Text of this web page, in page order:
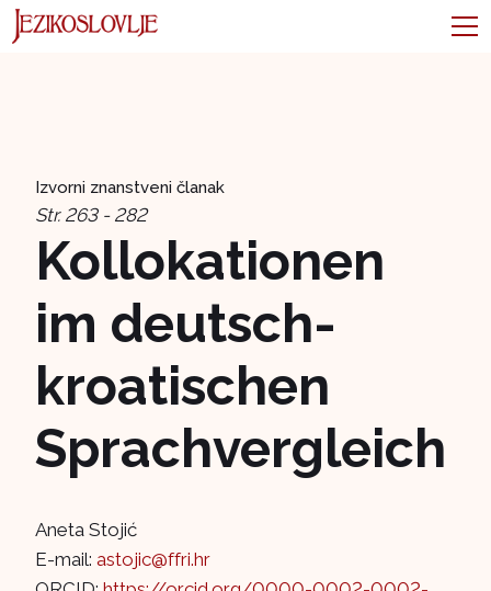
Izvorni znanstveni članak
Str. 263 - 282
Kollokationen
im deutsch-
kroatischen
Sprachvergleich
Aneta Stojić
E-mail: astojic@ffri.hr